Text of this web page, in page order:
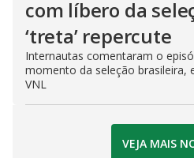
com líbero da
‘treta’ repercute
Internautas comentaram o
momento da seleção brasileira,
VNL
VEJA MAIS